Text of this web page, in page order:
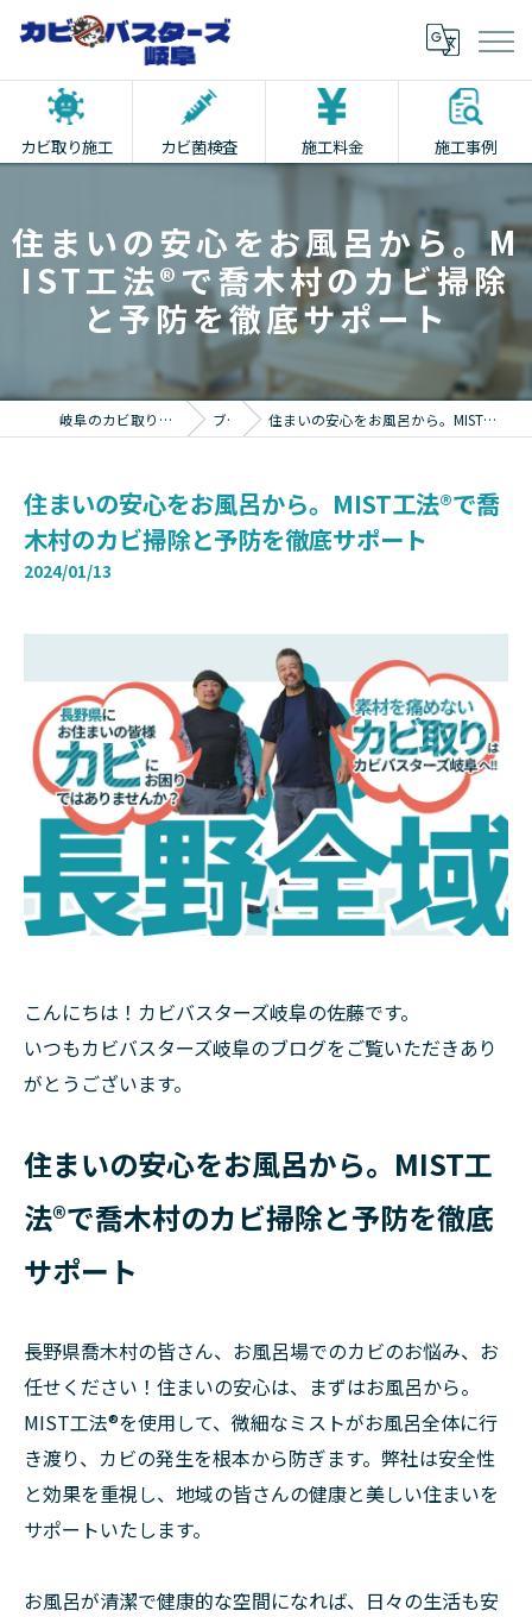
カビ取り施工 カビ菌検査 施工料金 施工事例
住まいの安心をお風呂から。M
IST工法®で喬木村のカビ掃除
と予防を徹底サポート
岐阜のカビ取りならカビバスターズ岐阜 ブログ 住まいの安心をお風呂から。MIST工法®で喬木村のカビ掃除と予防を徹底サポート
住まいの安心をお風呂から。MIST工法®で喬
木村のカビ掃除と予防を徹底サポート
2024/01/13
こんにちは！カビバスターズ岐阜の佐藤です。
いつもカビバスターズ岐阜のブログをご覧いただきあり
がとうございます。
住まいの安心をお風呂から。MIST工
法®で喬木村のカビ掃除と予防を徹底
サポート
長野県喬木村の皆さん、お風呂場でのカビのお悩み、お
任せください！住まいの安心は、まずはお風呂から。
MIST工法®を使用して、微細なミストがお風呂全体に行
き渡り、カビの発生を根本から防ぎます。弊社は安全性
と効果を重視し、地域の皆さんの健康と美しい住まいを
サポートいたします。
お風呂が清潔で健康的な空間になれば、日々の生活も安